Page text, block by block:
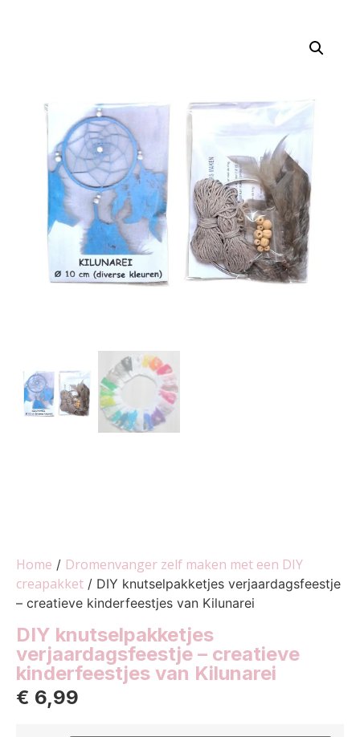
Home / Dromenvanger zelf maken met een DIY
creapakket / DIY knutselpakketjes verjaardagsfeestje
– creatieve kinderfeestjes van Kilunarei
DIY knutselpakketjes
verjaardagsfeestje – creatieve
kinderfeestjes van Kilunarei
€ 6,99